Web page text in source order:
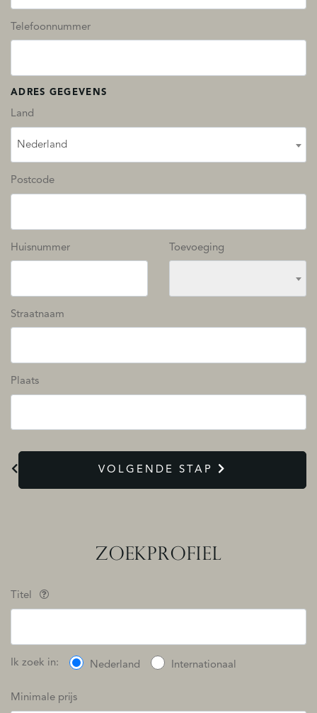
Telefoonnummer
ADRES GEGEVENS
Land
Nederland
Postcode
Huisnummer Toevoeging
Straatnaam
Plaats
VOLGENDE STAP
ZOEKPROFIEL
Titel
Ik zoek in: Nederland Internationaal
Minimale prijs